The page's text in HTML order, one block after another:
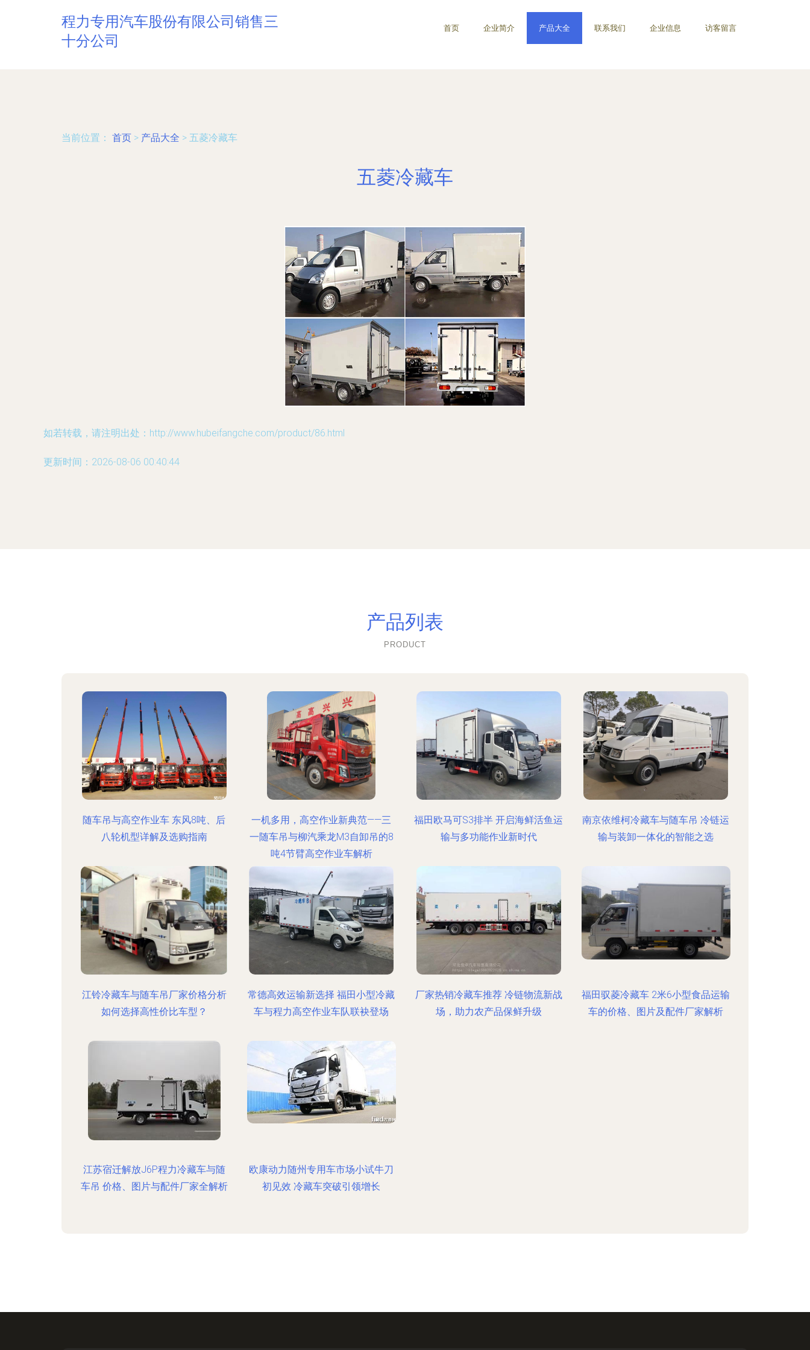
程力专用汽车股份有限公司销售三
十分公司
首页 企业简介 产品大全 联系我们 企业信息 访客留言
当前位置： 首页 > 产品大全 > 五菱冷藏车
五菱冷藏车
如若转载，请注明出处：http://www.hubeifangche.com/product/86.html
更新时间：2026-08-06 00:40:44
产品列表
PRODUCT
随车吊与高空作业车 东风8吨、后
八轮机型详解及选购指南
一机多用，高空作业新典范——三
一随车吊与柳汽乘龙M3自卸吊的8
吨4节臂高空作业车解析
福田欧马可S3排半 开启海鲜活鱼运
输与多功能作业新时代
南京依维柯冷藏车与随车吊 冷链运
输与装卸一体化的智能之选
江铃冷藏车与随车吊厂家价格分析
如何选择高性价比车型？
常德高效运输新选择 福田小型冷藏
车与程力高空作业车队联袂登场
厂家热销冷藏车推荐 冷链物流新战
场，助力农产品保鲜升级
福田驭菱冷藏车 2米6小型食品运输
车的价格、图片及配件厂家解析
江苏宿迁解放J6P程力冷藏车与随
车吊 价格、图片与配件厂家全解析
欧康动力随州专用车市场小试牛刀
初见效 冷藏车突破引领增长